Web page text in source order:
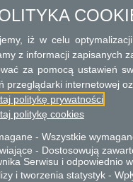
iż w celu
z informacji zapisanych
za pomocą ustawień
przeglądarki internetowej
politykę prywatności
politykę cookies
- Wszystkie
- Dostosowują
Serwisu i odpowiednio
i tworzenia statystyk -